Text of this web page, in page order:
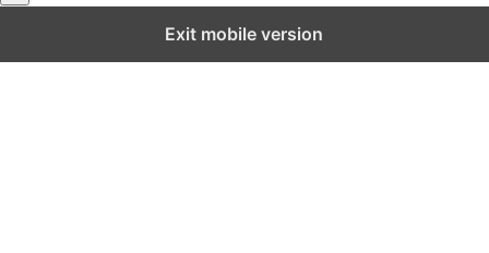
Exit mobile version